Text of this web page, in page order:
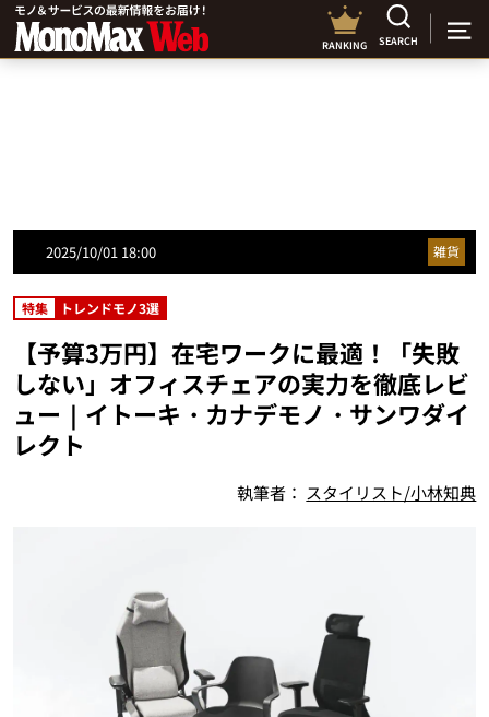
RANKING SEARCH
2025/10/01 18:00 雑貨
特集 トレンドモノ3選
【予算3万円】在宅ワークに最適！「失敗
しない」オフィスチェアの実力を徹底レビ
ュー｜イトーキ・カナデモノ・サンワダイ
レクト
執筆者： スタイリスト/小林知典